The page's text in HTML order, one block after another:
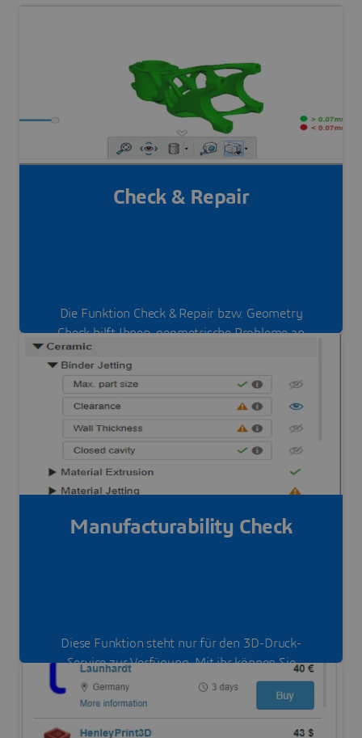
Check & Repair
Die Funktion Check & Repair bzw. Geometry
Check hilft Ihnen, geometrische Probleme an
Ihrem Bauteil zu erkennen und sie online und live
Manufacturability Check
Diese Funktion steht nur für den 3D-Druck-
Service zur Verfügung. Mit ihr können Sie
prüfen, ob Ihr Bauteil mit den gegebenen
Rohstoffen und Verfahren produzierbar ist.